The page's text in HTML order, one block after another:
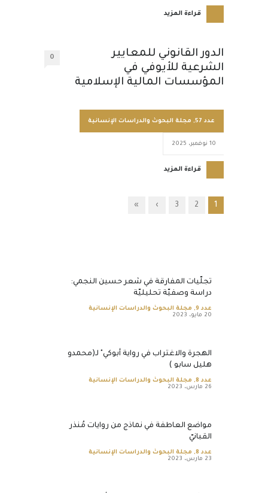
قراءة المزيد
الدور القانوني للمعايير
الشرعية للأيوفي في
المؤسسات المالية الإسلامية
0
عدد 57 , مجلة البحوث والدراسات الإنسانية
10 نوفمبر، 2025
قراءة المزيد
1
2
3
›
»
تجلّيات المفارقة في شعر حسين النجمي:
دراسة وصفيّة تحليليّة
عدد 9 , مجلة البحوث والدراسات الإنسانية
20 مايو، 2023
الهجرة والاغتراب في رواية أبوكي" لـ(محمدو
هليل سابو )
عدد 8 , مجلة البحوث والدراسات الإنسانية
26 مارس، 2023
مواضع العاطفة في نماذج من روايات مُنذر
القبانيّ
عدد 8 , مجلة البحوث والدراسات الإنسانية
23 مارس، 2023